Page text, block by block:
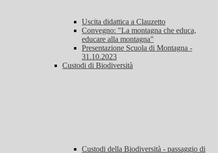
Uscita didattica a Clauzetto
Convegno: "La montagna che educa,
educare alla montagna"
Presentazione Scuola di Montagna -
31.10.2023
Custodi di Biodiversità
Custodi della Biodiversità - passaggio di